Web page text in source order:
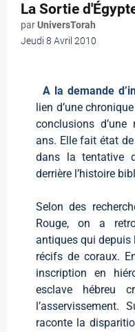
La Sortie
parUniversTorah
Jeudi 8 Avril 2010
A la demande
lien d’une
conclusions
ans. Elle fait état
dans la tentative
derrière l’histoire
Selon des
Rouge, on a
antiques qui depuis
récifs de coraux.
inscription en
esclave hébreu
l’asservissement.
raconte la